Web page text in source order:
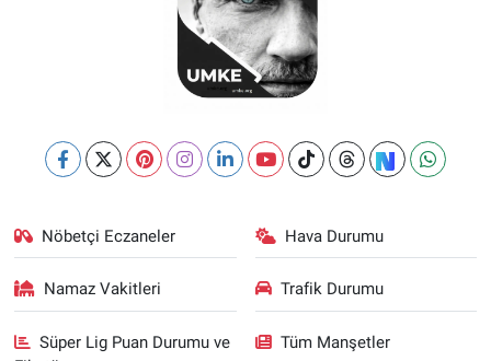
Nöbetçi Eczaneler Hava Durumu
Namaz Vakitleri Trafik Durumu
Süper Lig Puan Durumu ve
Tüm Manşetler